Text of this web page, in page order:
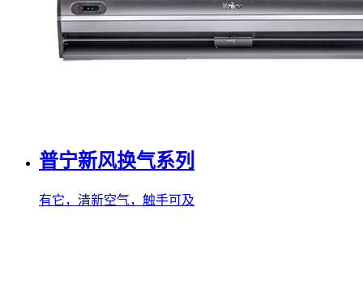
普宁新风换气系列
有它，清新空气，触手可及